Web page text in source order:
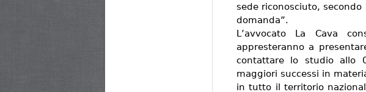
sede riconosciuto,
domanda”.
L’avvocato La Cava
appresteranno a
contattare lo studio allo
maggiori successi in
in tutto il territorio